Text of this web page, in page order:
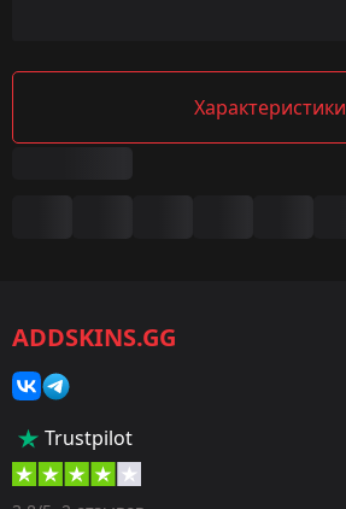
Характеристики
Категория:
Скины
Штурмовые винтовки
ADDSKINS.GG
Trustpilot